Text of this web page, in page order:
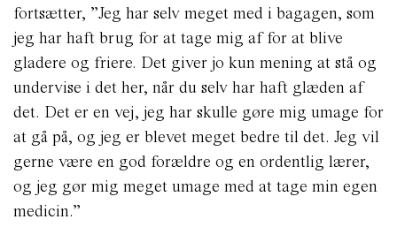
fortsætter, ”Jeg har selv meget med i bagagen, som
jeg har haft brug for at tage mig af for at blive
gladere og friere. Det giver jo kun mening at stå og
undervise i det her, når du selv har haft glæden af
det. Det er en vej, jeg har skulle gøre mig umage for
at gå på, og jeg er blevet meget bedre til det. Jeg vil
gerne være en god forældre og en ordentlig lærer,
og jeg gør mig meget umage med at tage min egen
medicin.”